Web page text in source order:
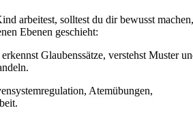
arbeitest, solltest du dir bewusst
Ebenen geschieht:
Glaubenssätze, verstehst Muster
Atemübungen,